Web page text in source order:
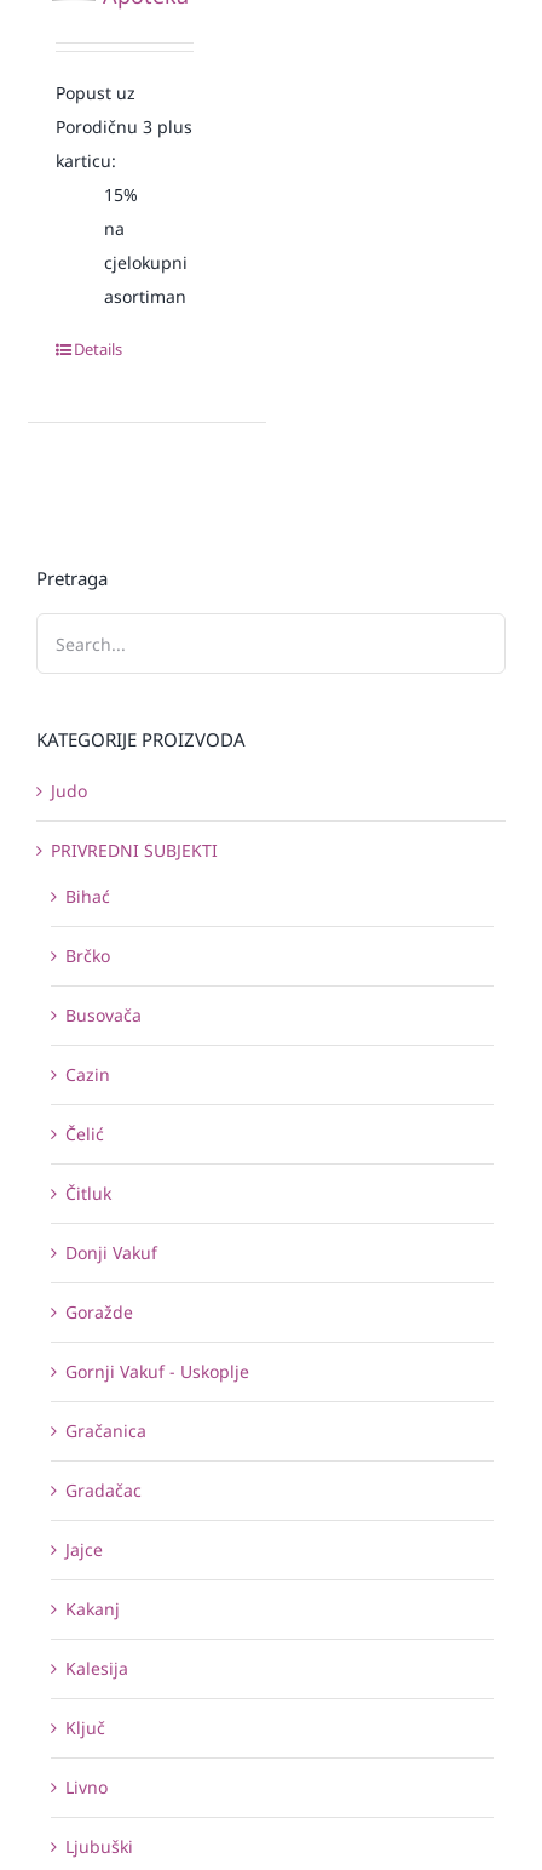
Popust uz
Porodičnu 3 plus
karticu:
15%
na
cjelokupni
asortiman
Details
Pretraga
KATEGORIJE PROIZVODA
Judo
PRIVREDNI SUBJEKTI
Bihać
Brčko
Busovača
Cazin
Čelić
Čitluk
Donji Vakuf
Goražde
Gornji Vakuf - Uskoplje
Gračanica
Gradačac
Jajce
Kakanj
Kalesija
Ključ
Livno
Ljubuški